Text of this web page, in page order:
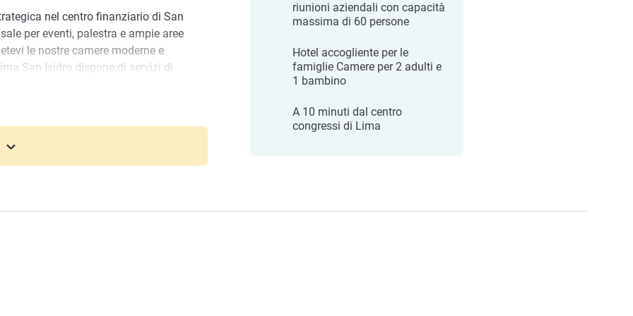
nel centro finanziario di San
per eventi, palestra e ampie aree
le nostre camere moderne e
San Isidro dispone di servizi di
la cui storia industriale è stata
fabbrica del XX secolo in cui ogni
stimolando creatività,
WIFI gratuito, aria condizionata,
riunioni aziendali con capacità
massima di 60 persone
Hotel accogliente per le
famiglie Camere per 2 adulti e
1 bambino
A 10 minuti dal centro
congressi di Lima